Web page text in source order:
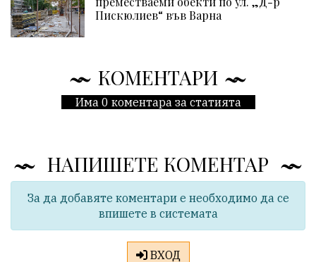
Пискюлиев“ във Варна
КОМЕНТАРИ
Има 0 коментара за статията
НАПИШЕТЕ КОМЕНТАР
За да добавяте коментари е необходимо да се
впишете в системата
ВХОД